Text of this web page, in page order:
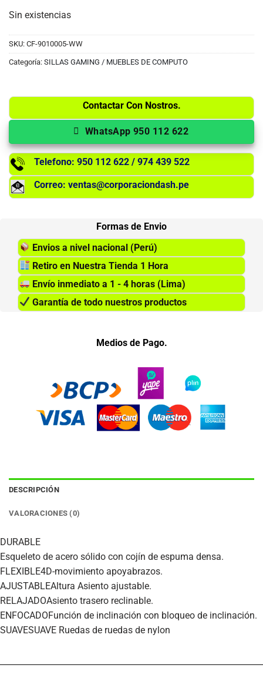
Sin existencias
SKU: CF-9010005-WW
Categoría: SILLAS GAMING / MUEBLES DE COMPUTO
Contactar Con Nostros.
WhatsApp 950 112 622
Telefono: 950 112 622 / 974 439 522
Correo: ventas@corporaciondash.pe
Formas de Envio
Envios a nivel nacional (Perú)
Retiro en Nuestra Tienda 1 Hora
Envío inmediato a 1 - 4 horas (Lima)
Garantía de todo nuestros productos
Medios de Pago.
DESCRIPCIÓN
VALORACIONES (0)
DURABLE
Esqueleto de acero sólido con cojín de espuma densa.
FLEXIBLE4D-movimiento apoyabrazos.
AJUSTABLEAltura Asiento ajustable.
RELAJADOAsiento trasero reclinable.
ENFOCADOFunción de inclinación con bloqueo de inclinación.
SUAVESUAVE Ruedas de ruedas de nylon